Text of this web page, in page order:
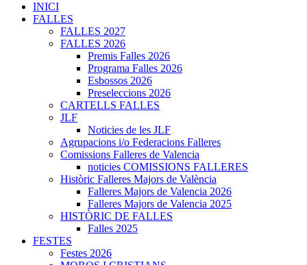
INICI
FALLES
FALLES 2027
FALLES 2026
Premis Falles 2026
Programa Falles 2026
Esbossos 2026
Preseleccions 2026
CARTELLS FALLES
JLF
Noticies de les JLF
Agrupacions i/o Federacions Falleres
Comissions Falleres de Valencia
noticies COMISSIONS FALLERES
Històric Falleres Majors de València
Falleres Majors de Valencia 2026
Falleres Majors de Valencia 2025
HISTÒRIC DE FALLES
Falles 2025
FESTES
Festes 2026